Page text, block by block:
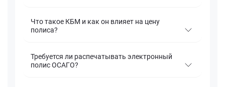
Что такое КБМ и как он влияет на цену
полиса?
Требуется ли распечатывать электронный
полис ОСАГО?